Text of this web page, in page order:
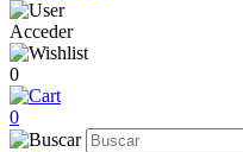
Acceder
0
0